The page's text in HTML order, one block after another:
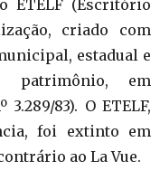
ETELF (Escritório
criado com
estadual e
patrimônio, em
83). O ETELF,
foi extinto em
ao La Vue.